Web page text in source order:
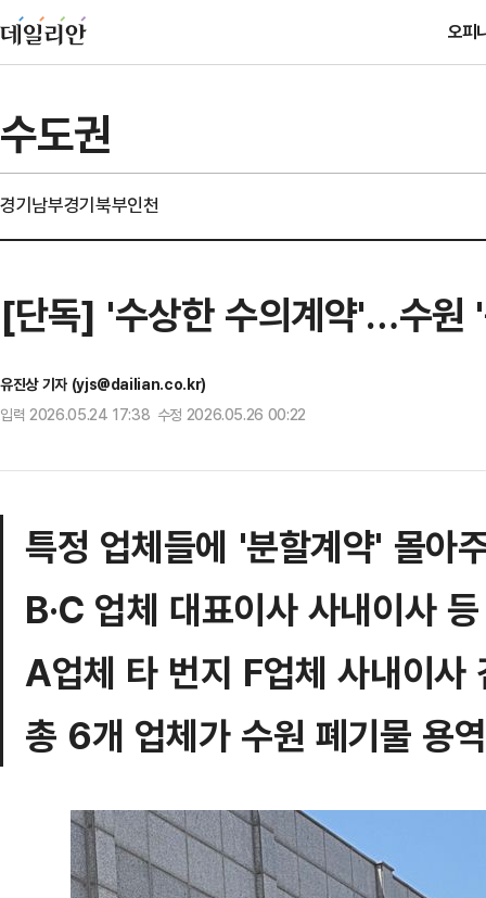
오피
수도권
경기남부경기북부인천
[단독] '수상한 수의계약'…수원
유진상 기자 (yjs@dailian.co.kr)
입력 2026.05.24 17:38 수정 2026.05.26 00:22
특정 업체들에 '분할계약' 몰아
B·C 업체 대표이사 사내이사
A업체 타 번지 F업체 사내이사
총 6개 업체가 수원 폐기물 용